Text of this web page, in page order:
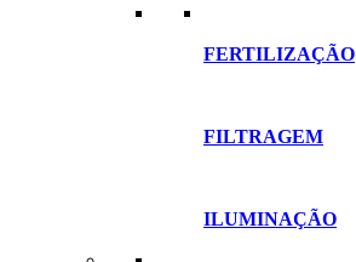
FERTILIZAÇÃO
FILTRAGEM
ILUMINAÇÃO